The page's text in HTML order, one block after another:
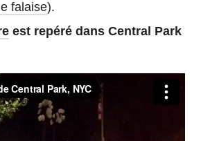
falaise).
est repéré dans Central Park